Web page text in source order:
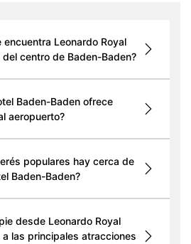
Leonardo Royal
centro de Baden-Baden?
Baden-Baden ofrece
aeropuerto?
populares hay cerca de
Baden-Baden?
desde Leonardo Royal
a las principales atracciones